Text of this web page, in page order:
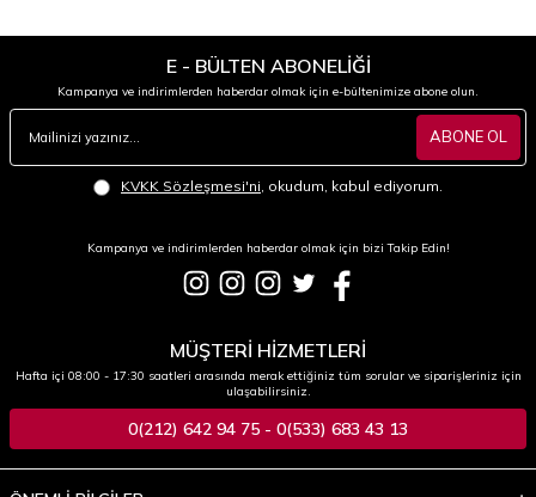
E - BÜLTEN ABONELİĞİ
Kampanya ve indirimlerden haberdar olmak için e-bültenimize abone olun.
ABONE OL
KVKK Sözleşmesi'ni , okudum, kabul ediyorum.
Kampanya ve indirimlerden haberdar olmak için bizi Takip Edin!
MÜŞTERİ HİZMETLERİ
Hafta içi 08:00 - 17:30 saatleri arasında merak ettiğiniz tüm sorular ve siparişleriniz için
ulaşabilirsiniz.
0(212) 642 94 75 - 0(533) 683 43 13